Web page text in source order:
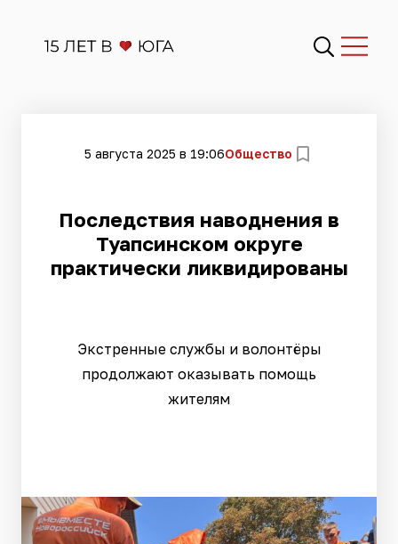
5 августа 2025 в 19:06Общество
Последствия наводнения в
Туапсинском округе
практически ликвидированы
Экстренные службы и волонтёры
продолжают оказывать помощь
жителям